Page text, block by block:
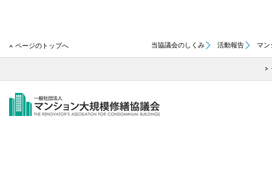
ページのトップへ 当協議会のしくみ 活動報告 マン